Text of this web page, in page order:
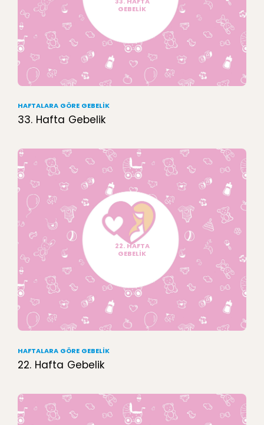
GEBELİK
HAFTALARA GÖRE GEBELIK
33. Hafta Gebelik
22. HAFTA
GEBELİK
HAFTALARA GÖRE GEBELIK
22. Hafta Gebelik